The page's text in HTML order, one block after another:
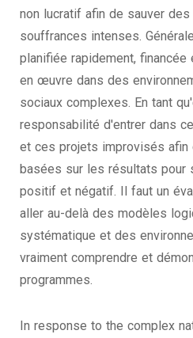
non lucratif afin de sauver
souffrances intenses.
planifiée rapidement,
en œuvre dans des
sociaux complexes. En tant
responsabilité d'entrer dans
et ces projets improvisés
basées sur les résultats pour
positif et négatif. Il faut un
aller au-delà des modèles
systématique et des
vraiment comprendre et
programmes.
In response to the complex